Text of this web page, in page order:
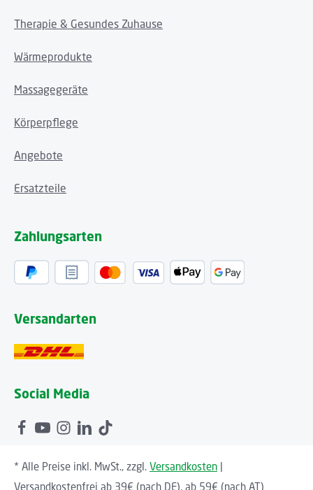
Therapie & Gesundes Zuhause
Wärmeprodukte
Massagegeräte
Körperpflege
Angebote
Ersatzteile
Zahlungsarten
Versandarten
Social Media
* Alle Preise inkl. MwSt., zzgl. Versandkosten |
Versandkostenfrei ab 39€ (nach DE), ab 59€ (nach AT)